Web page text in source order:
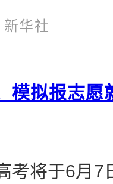
新华社
模拟报志
将于6月7